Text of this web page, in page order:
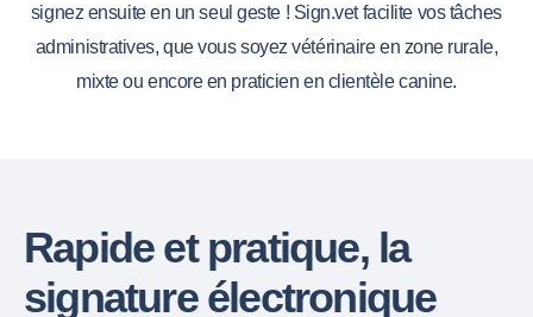
signez ensuite en un seul geste ! Sign.vet facilite vos tâches
administratives, que vous soyez vétérinaire en zone rurale,
mixte ou encore en praticien en clientèle canine.
Rapide et pratique, la
signature électronique